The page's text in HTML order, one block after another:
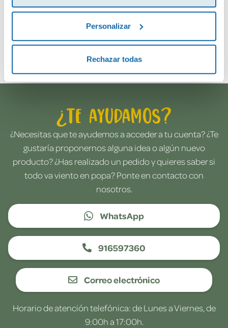
Personalizar
Rechazar todas
Envía tu opinión
¿Te ayudamos?
¿Necesitas que te ayudemos a acceder a tu cuenta? ¿Te
gustaría proponernos alguna idea o algún nuevo
producto? ¿Has realizado un pedido y quieres saber si
todo va viento en popa? Ponte en contacto con
nosotros.
WhatsApp
916597360
Correo electrónico
Horario de atención telefónica: de Lunes a Viernes, de
9:00h a 17:00h.